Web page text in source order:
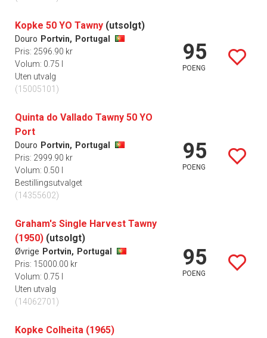
Kopke 50 YO Tawny (utsolgt)
Douro Portvin, Portugal
Pris: 2596.90 kr
Volum: 0.75 l
Uten utvalg
(15005101)
95
POENG
Quinta do Vallado Tawny 50 YO
Port
Douro Portvin, Portugal
Pris: 2999.90 kr
Volum: 0.50 l
Bestillingsutvalget
(14355602)
95
POENG
Graham's Single Harvest Tawny
(1950) (utsolgt)
Øvrige Portvin, Portugal
Pris: 15000.00 kr
Volum: 0.75 l
Uten utvalg
(14062701)
95
POENG
Kopke Colheita (1965)